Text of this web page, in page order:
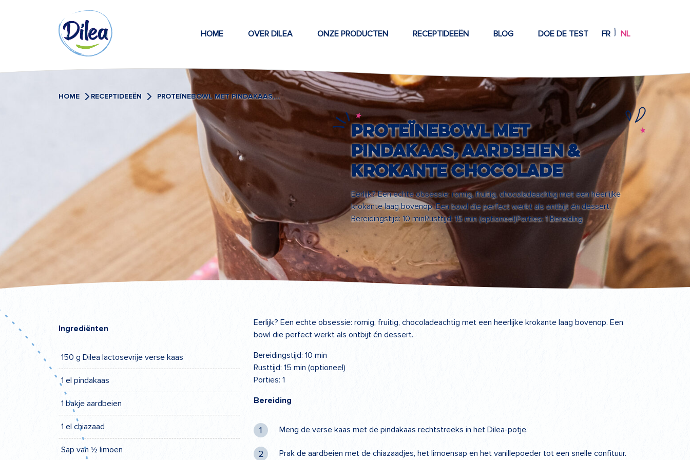
Dilea
Zero
Lactose
HOME OVER DILEA ONZE PRODUCTEN RECEPTIDEEËN BLOG DOE DE TEST FR NL
HOME RECEPTIDEEËN PROTEÏNEBOWL MET PINDAKAAS, AARDBEIEN & KROKANTE CHOCOLADE
Proteïnebowl met
pindakaas, aardbeien &
krokante chocolade
Eerlijk? Een echte obsessie: romig, fruitig, chocoladeachtig met een heerlijke
krokante laag bovenop. Een bowl die perfect werkt als ontbijt én dessert.
Bereidingstijd: 10 minRusttijd: 15 min (optioneel)Porties: 1 Bereiding
Ingrediënten
150 g Dilea lactosevrije verse kaas
1 el pindakaas
1 bakje aardbeien
1 el chiazaad
Sap van ½ limoen
Eerlijk? Een echte obsessie: romig, fruitig, chocoladeachtig met een heerlijke krokante laag bovenop. Een
bowl die perfect werkt als ontbijt én dessert.
Bereidingstijd: 10 min
Rusttijd: 15 min (optioneel)
Porties: 1
Bereiding
Meng de verse kaas met de pindakaas rechtstreeks in het Dilea-potje.
Prak de aardbeien met de chiazaadjes, het limoensap en het vanillepoeder tot een snelle confituur.